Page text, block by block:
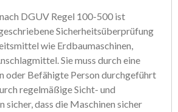
DGUV Regel 100-500 ist
Sicherheitsüberprüfung
wie Erdbaumaschinen,
Sie muss durch eine
oder Befähigte Person durchgeführt
regelmäßige Sicht- und
sicher, dass die Maschinen sicher